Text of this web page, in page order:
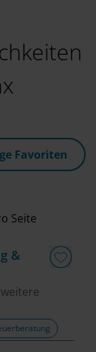
Favoriten
Seite
&